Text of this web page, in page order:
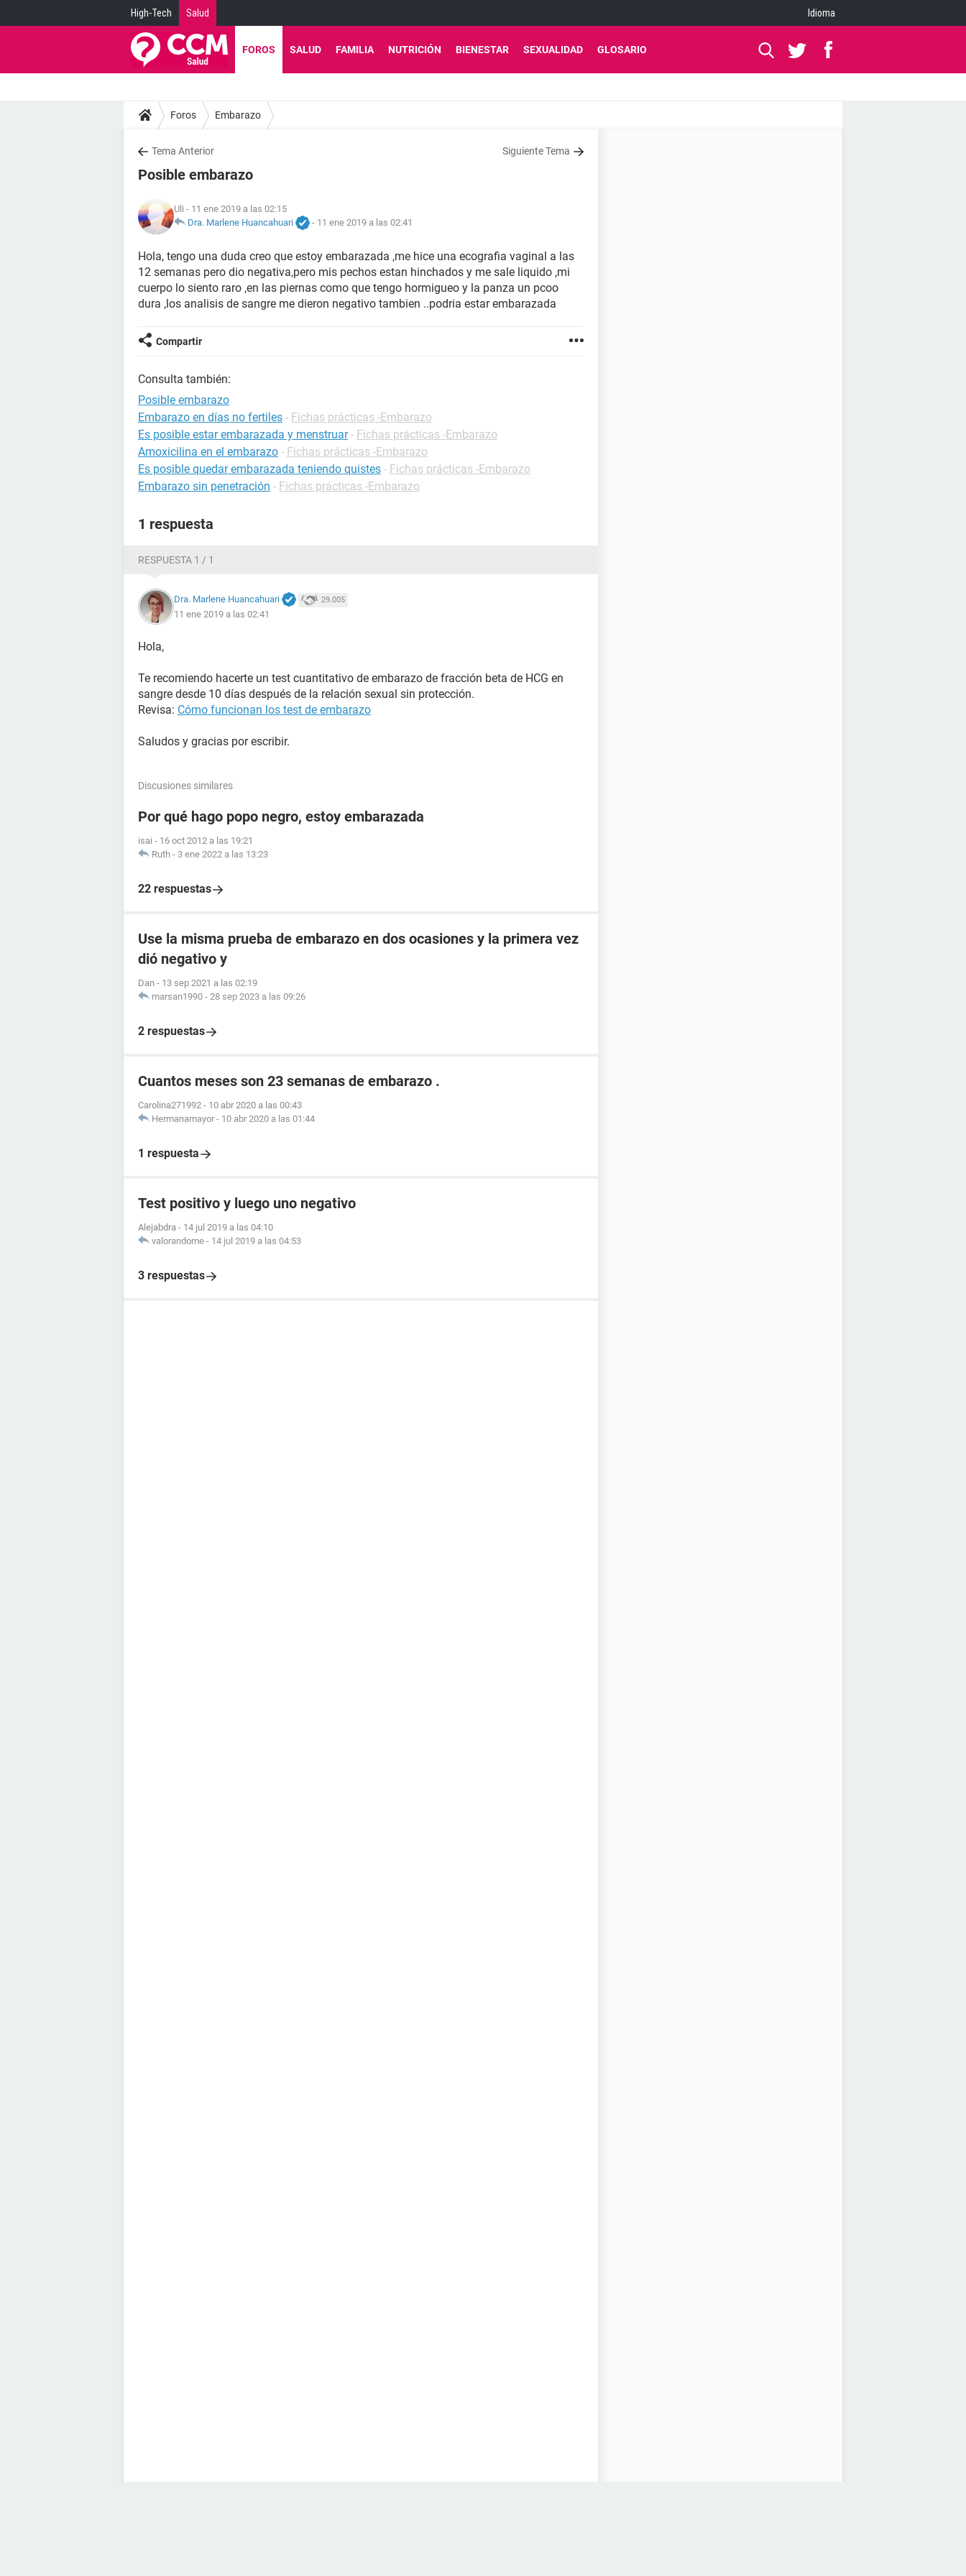
High-Tech Salud Idioma
FOROS SALUD FAMILIA NUTRICIÓN BIENESTAR SEXUALIDAD GLOSARIO
Foros Embarazo
Tema Anterior Siguiente Tema
Posible embarazo
Uli - 11 ene 2019 a las 02:15
Dra. Marlene Huancahuari
- 11 ene 2019 a las 02:41
Hola, tengo una duda creo que estoy embarazada ,me hice una ecografia vaginal a las
12 semanas pero dio negativa,pero mis pechos estan hinchados y me sale liquido ,mi
cuerpo lo siento raro ,en las piernas como que tengo hormigueo y la panza un pcoo
dura ,los analisis de sangre me dieron negativo tambien ..podria estar embarazada
Compartir
Consulta también:
Posible embarazo
Embarazo en días no fertiles - Fichas prácticas -Embarazo
Es posible estar embarazada y menstruar - Fichas prácticas -Embarazo
Amoxicilina en el embarazo - Fichas prácticas -Embarazo
Es posible quedar embarazada teniendo quistes - Fichas prácticas -Embarazo
Embarazo sin penetración - Fichas prácticas -Embarazo
1 respuesta
RESPUESTA 1 / 1
Dra. Marlene Huancahuari 29.005
11 ene 2019 a las 02:41
Hola,
Te recomiendo hacerte un test cuantitativo de embarazo de fracción beta de HCG en
sangre desde 10 días después de la relación sexual sin protección.
Revisa: Cómo funcionan los test de embarazo
Saludos y gracias por escribir.
Discusiones similares
Por qué hago popo negro, estoy embarazada
isai - 16 oct 2012 a las 19:21
Ruth - 3 ene 2022 a las 13:23
22 respuestas
Use la misma prueba de embarazo en dos ocasiones y la primera vez
dió negativo y
Dan - 13 sep 2021 a las 02:19
marsan1990 - 28 sep 2023 a las 09:26
2 respuestas
Cuantos meses son 23 semanas de embarazo .
Carolina271992 - 10 abr 2020 a las 00:43
Hermanamayor - 10 abr 2020 a las 01:44
1 respuesta
Test positivo y luego uno negativo
Alejabdra - 14 jul 2019 a las 04:10
valorandome - 14 jul 2019 a las 04:53
3 respuestas